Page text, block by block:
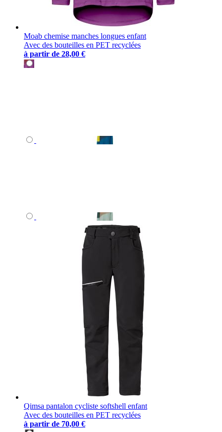
Moab chemise manches longues enfant
Avec des bouteilles en PET recyclées
à partir de 28,00 €
Qimsa pantalon cycliste softshell enfant
Avec des bouteilles en PET recyclées
à partir de 70,00 €